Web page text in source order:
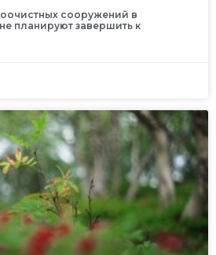
сооружений в
планируют завершить к